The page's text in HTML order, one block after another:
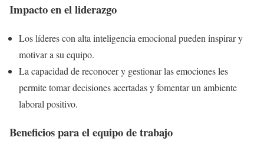
Impacto en el liderazgo
Los líderes con alta inteligencia emocional pueden inspirar y
motivar a su equipo.
La capacidad de reconocer y gestionar las emociones les
permite tomar decisiones acertadas y fomentar un ambiente
laboral positivo.
Beneficios para el equipo de trabajo